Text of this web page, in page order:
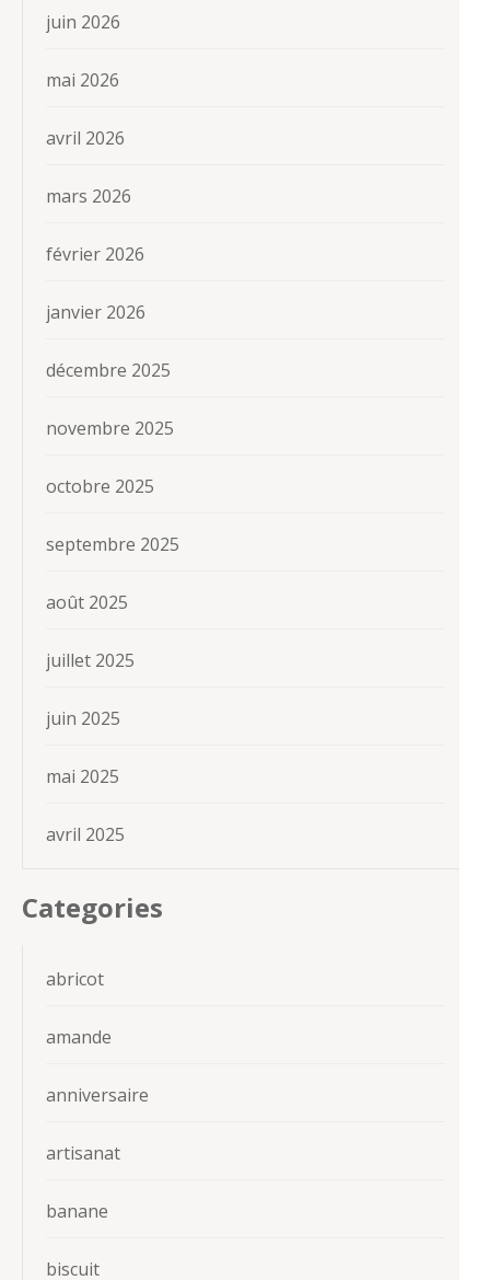
juin 2026
mai 2026
avril 2026
mars 2026
février 2026
janvier 2026
décembre 2025
novembre 2025
octobre 2025
septembre 2025
août 2025
juillet 2025
juin 2025
mai 2025
avril 2025
Categories
abricot
amande
anniversaire
artisanat
banane
biscuit